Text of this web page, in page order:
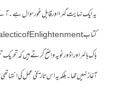
یہ ایک نہایت گہرا اور قابل غور سوال ہے۔
کتاب Dialectic of Enlightenment کی روشنی میں کھولتے ہیں۔
ہاک ہائمر اور اڈورنو یہ واضح کرتے ہیں کہ
آغاز نہیں تھا۔ بلکہ یہ اس تاریخی عمل کی